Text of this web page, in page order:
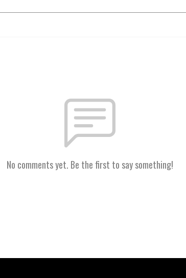
No comments yet. Be the first to say something!